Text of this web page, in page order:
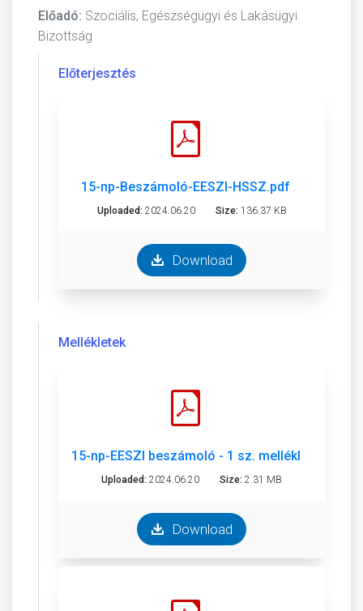
Előadó: Szociális, Egészségügyi és Lakásügyi
Bizottság
Előterjesztés
15-np-Beszámoló-EESZI-HSSZ.pdf
Uploaded: 2024.06.20 Size: 136.37 KB
Download
Mellékletek
15-np-EESZI beszámoló - 1 sz. melléklet.pdf
Uploaded: 2024.06.20 Size: 2.31 MB
Download